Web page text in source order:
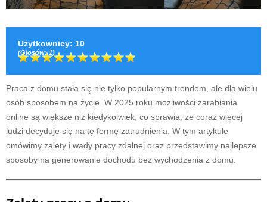
Użytkownicy: 10
(Głosów:1)
Praca z domu stała się nie tylko popularnym trendem, ale dla wielu
osób sposobem na życie. W 2025 roku możliwości zarabiania
online są większe niż kiedykolwiek, co sprawia, że coraz więcej
ludzi decyduje się na tę formę zatrudnienia. W tym artykule
omówimy zalety i wady pracy zdalnej oraz przedstawimy najlepsze
sposoby na generowanie dochodu bez wychodzenia z domu.